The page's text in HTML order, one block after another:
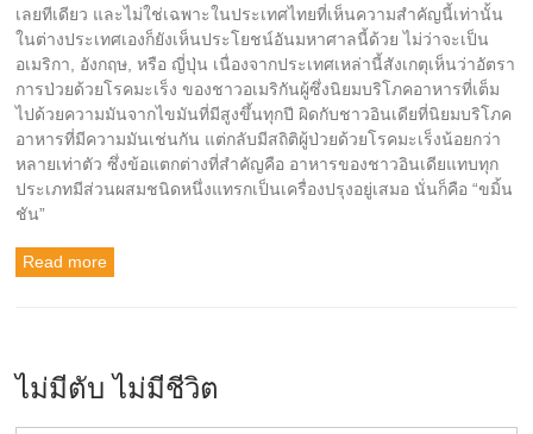
เลยทีเดียว และไม่ใช่เฉพาะในประเทศไทยที่เห็นความสำคัญนี้เท่านั้น
ในต่างประเทศเองก็ยังเห็นประโยชน์อันมหาศาลนี้ด้วย ไม่ว่าจะเป็น
อเมริกา, อังกฤษ, หรือ ญี่ปุ่น เนื่องจากประเทศเหล่านี้สังเกตุเห็นว่าอัตรา
การป่วยด้วยโรคมะเร็ง ของชาวอเมริกันผู้ซึ่งนิยมบริโภคอาหารที่เต็ม
ไปด้วยความมันจากไขมันที่มีสูงขึ้นทุกปี ผิดกับชาวอินเดียที่นิยมบริโภค
อาหารที่มีความมันเช่นกัน แต่กลับมีสถิติผู้ป่วยด้วยโรคมะเร็งน้อยกว่า
หลายเท่าตัว ซึ่งข้อแตกต่างที่สำคัญคือ อาหารของชาวอินเดียแทบทุก
ประเภทมีส่วนผสมชนิดหนึ่งแทรกเป็นเครื่องปรุงอยู่เสมอ นั่นก็คือ “ขมิ้น
ชัน”
Read more
ไม่มีตับ ไม่มีชีวิต